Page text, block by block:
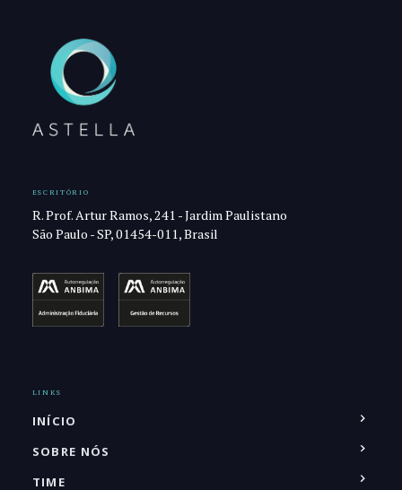
ESCRITÓRIO
R. Prof. Artur Ramos, 241 - Jardim Paulistano
São Paulo - SP, 01454-011, Brasil
LINKS
INÍCIO
SOBRE NÓS
TIME